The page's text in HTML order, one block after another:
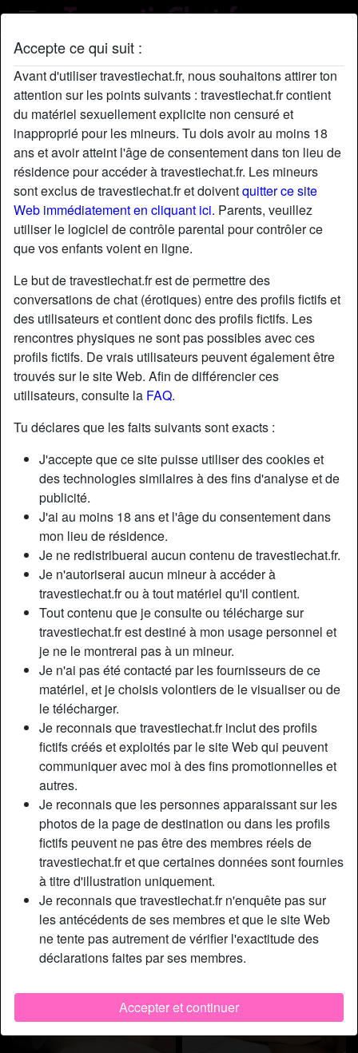
Accepte ce qui suit :
Avant d'utiliser travestiechat.fr, nous souhaitons attirer ton
attention sur les points suivants : travestiechat.fr contient
du matériel sexuellement explicite non censuré et
inapproprié pour les mineurs. Tu dois avoir au moins 18
ans et avoir atteint l'âge de consentement dans ton lieu de
résidence pour accéder à travestiechat.fr. Les mineurs
sont exclus de travestiechat.fr et doiventquitter ce site
Web immédiatement en cliquant ici. Parents, veuillez
utiliser le logiciel de contrôle parental pour contrôler ce
que vos enfants voient en ligne.
Le but de travestiechat.fr est de permettre des
conversations de chat (érotiques) entre des profils fictifs et
des utilisateurs et contient donc des profils fictifs. Les
rencontres physiques ne sont pas possibles avec ces
profils fictifs. De vrais utilisateurs peuvent également être
trouvés sur le site Web. Afin de différencier ces
utilisateurs, consulte la FAQ.
Tu déclares que les faits suivants sont exacts :
J'accepte que ce site puisse utiliser des cookies et
des technologies similaires à des fins d'analyse et de
publicité.
J'ai au moins 18 ans et l'âge du consentement dans
mon lieu de résidence.
Je ne redistribuerai aucun contenu de travestiechat.fr.
Je n'autoriserai aucun mineur à accéder à
travestiechat.fr ou à tout matériel qu'il contient.
Tout contenu que je consulte ou télécharge sur
travestiechat.fr est destiné à mon usage personnel et
je ne le montrerai pas à un mineur.
Je n'ai pas été contacté par les fournisseurs de ce
matériel, et je choisis volontiers de le visualiser ou de
le télécharger.
Je reconnais que travestiechat.fr inclut des profils
fictifs créés et exploités par le site Web qui peuvent
communiquer avec moi à des fins promotionnelles et
autres.
Je reconnais que les personnes apparaissant sur les
photos de la page de destination ou dans les profils
fictifs peuvent ne pas être des membres réels de
travestiechat.fr et que certaines données sont fournies
à titre d'illustration uniquement.
Je reconnais que travestiechat.fr n'enquête pas sur
les antécédents de ses membres et que le site Web
ne tente pas autrement de vérifier l'exactitude des
déclarations faites par ses membres.
Accepter et continuer
radio_button_checked radio_button_checked
radio_button_checked radio_button_checked